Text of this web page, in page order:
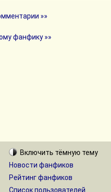
»»
фанфику »»
Включить тёмную тему
Новости фанфиков
Рейтинг фанфиков
Список пользователей